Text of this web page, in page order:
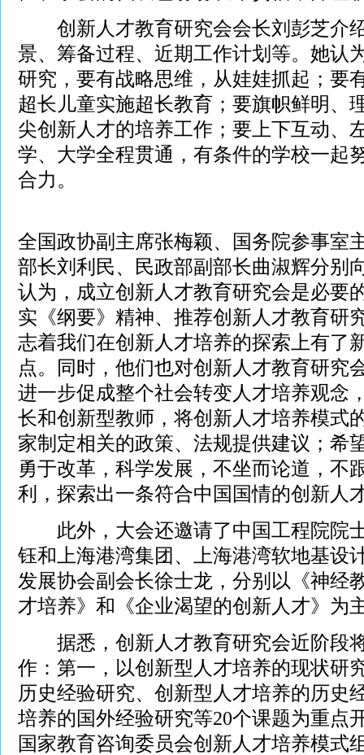
创新人才教育研究会会长刘彭芝介
景、筹备过程、近期工作计划等。她认
研究，要有战略思维，从娃娃抓起；要
超长儿童实施超长教育；要旗帜鲜明、
尖创新人才的培养工作；要上下互动、
学、大学全程贯通，有条件的学校一起
合力。
全国政协副主席张梅颖、国务院参事室
部长刘利民、民政部副部长曲淑辉分别
认为，成立创新人才教育研究会是必要
实《纲要》精神、推荐创新人才教育研
志着我们在创新人才培养的探索上有了
点。同时，他们也对创新人才教育研究
进一步促成整个社会转变人才培养观念
长和创新型教师，将创新人才培养模式
家制定相关的政策、法规提供建议；希
勇于改革，科学发展，不坐而论道，不
利，探索出一条符合中国国情的创新人
此外，大会还邀请了中国工程院院
钰和上海港湾集团、上海港湾软地基设
发展协会副会长徐士龙，分别以《神经
才培养》和《企业渴望的创新人才》为
据悉，创新人才教育研究会近阶段
作：第一，以创新型人才培养的现状研
历史经验研究、创新型人才培养的历史
培养的国外经验研究等20个课题为重点
国家教育咨询委员会创新人才培养模式